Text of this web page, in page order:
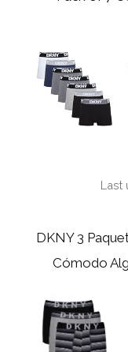
Last
DKNY 3
Cómodo